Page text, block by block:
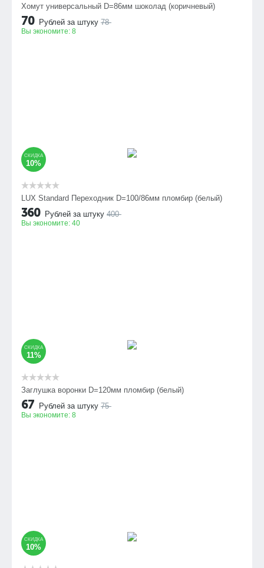
Хомут универсальный D=86мм шоколад (коричневый)
70 Рублей за штуку 78
Вы экономите: 8
СКИДКА
10%
LUX Standard Переходник D=100/86мм пломбир (белый)
360 Рублей за штуку 400
Вы экономите: 40
СКИДКА
11%
Заглушка воронки D=120мм пломбир (белый)
67 Рублей за штуку 75
Вы экономите: 8
СКИДКА
10%